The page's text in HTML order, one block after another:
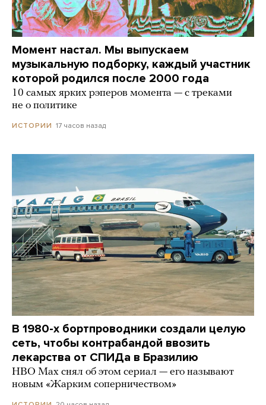
Момент настал. Мы выпускаем
музыкальную подборку, каждый участник
которой родился после 2000 года
10 самых ярких рэперов момента — с треками
не о политике
ИСТОРИИ 17 часов назад
В 1980-х бортпроводники создали целую
сеть, чтобы контрабандой ввозить
лекарства от СПИДа в Бразилию
HBO Max снял об этом сериал — его называют
новым «Жарким соперничеством»